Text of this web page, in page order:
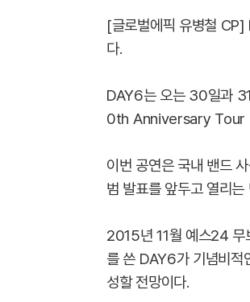
[글로벌에픽 유병철
다.
DAY6는 오는 30일과
0th Anniversary Tour
이번 공연은 국내 밴드
범 발표를 앞두고 열리
2015년 11월 예스24 무
를 쓴 DAY6가 기념비적
성할 전망이다.